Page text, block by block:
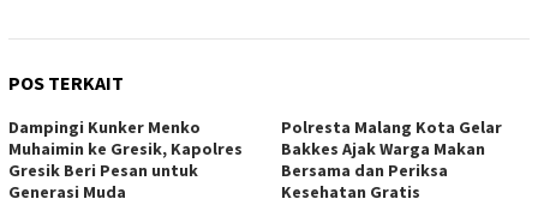
POS TERKAIT
Dampingi Kunker Menko
Muhaimin ke Gresik, Kapolres
Gresik Beri Pesan untuk
Generasi Muda
Polresta Malang Kota Gelar
Bakkes Ajak Warga Makan
Bersama dan Periksa
Kesehatan Gratis